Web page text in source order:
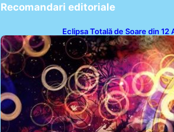
Recomandari editoriale
Eclipsa Totală de Soare din 12
2026: O Analiză a Impactului
Trei Zodii și a Ciclului de 18 Ani